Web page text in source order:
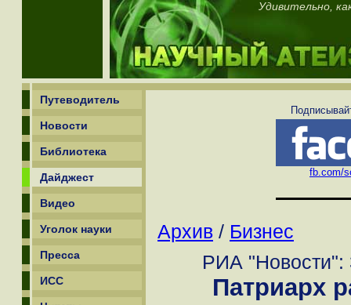
Удивительно,
Путеводитель
Новости
Библиотека
Дайджест
Видео
Уголок науки
Пресса
ИСС
fb.com/
Архив / Бизнес
РИА "Новости":
Патриарх